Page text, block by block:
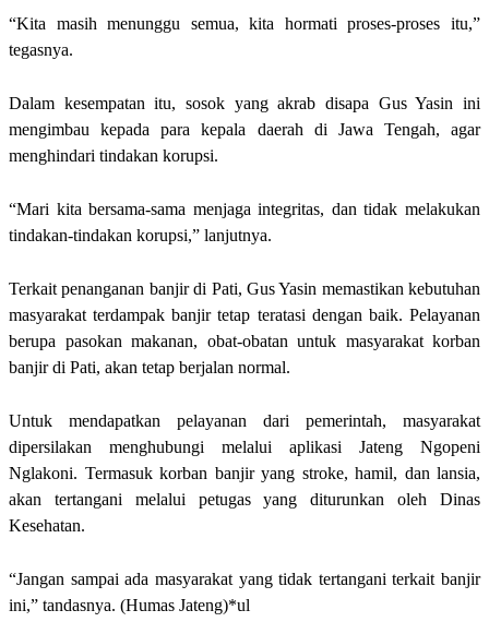
“Kita masih menunggu semua, kita hormati proses-proses itu,”
tegasnya.
Dalam kesempatan itu, sosok yang akrab disapa Gus Yasin ini
mengimbau kepada para kepala daerah di Jawa Tengah, agar
menghindari tindakan korupsi.
“Mari kita bersama-sama menjaga integritas, dan tidak melakukan
tindakan-tindakan korupsi,” lanjutnya.
Terkait penanganan banjir di Pati, Gus Yasin memastikan kebutuhan
masyarakat terdampak banjir tetap teratasi dengan baik. Pelayanan
berupa pasokan makanan, obat-obatan untuk masyarakat korban
banjir di Pati, akan tetap berjalan normal.
Untuk mendapatkan pelayanan dari pemerintah, masyarakat
dipersilakan menghubungi melalui aplikasi Jateng Ngopeni
Nglakoni. Termasuk korban banjir yang stroke, hamil, dan lansia,
akan tertangani melalui petugas yang diturunkan oleh Dinas
Kesehatan.
“Jangan sampai ada masyarakat yang tidak tertangani terkait banjir
ini,” tandasnya. (Humas Jateng)*ul